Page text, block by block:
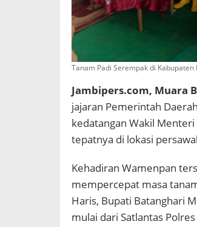
Tanam Padi Serempak di
Jambipers.com, Muara
jajaran Pemerintah
kedatangan Wakil
tepatnya di lokasi
Kehadiran Wamenpan
mempercepat masa
Haris, Bupati Batanghari
mulai dari Satlantas